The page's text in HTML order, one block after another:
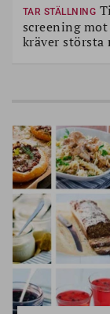
TAR STÄLLNING
screening
kräver